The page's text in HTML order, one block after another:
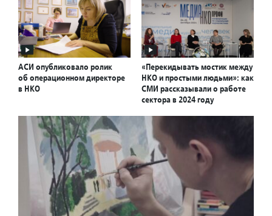
АСИ опубликовало ролик
об операционном директоре
в НКО
«Перекидывать мостик между
НКО и простыми людьми»: как
СМИ рассказывали о работе
сектора в 2024 году